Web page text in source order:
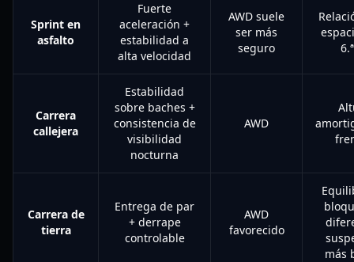
Sprint en
asfalto
Fuerte
aceleración +
estabilidad a
alta velocidad
AWD suele
ser más
seguro
Carrera
callejera
Estabilidad
sobre baches +
consistencia de
visibilidad
nocturna
AWD
Carrera de
tierra
Entrega de par
+ derrape
controlable
AWD
favorecido
más